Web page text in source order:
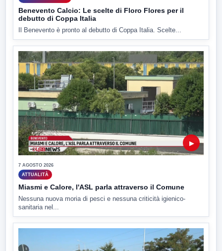
Benevento Calcio: Le scelte di Floro Flores per il
debutto di Coppa Italia
Il Benevento è pronto al debutto di Coppa Italia. Scelte...
▶
7 AGOSTO 2026
ATTUALITÀ
Miasmi e Calore, l'ASL parla attraverso il Comune
Nessuna nuova moria di pesci e nessuna criticità igienico-
sanitaria nel...